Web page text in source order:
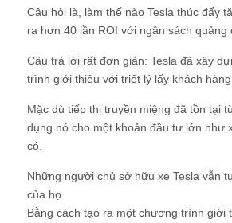
Câu hỏi là, làm thế nào Tesla thúc đẩy
ra hơn 40 lần ROI với ngân sách quảng
Câu trả lời rất đơn giản: Tesla đã xây
trình giới thiệu với triết lý lấy khách hàng
Mặc dù tiếp thị truyền miệng đã tồn tại
dụng nó cho một khoản đầu tư lớn như
có.
Những người chủ sở hữu xe Tesla vẫn
của họ.
Bằng cách tạo ra một chương trình giới